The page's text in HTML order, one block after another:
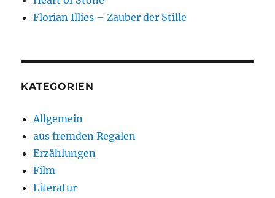
Florian Illies – Zauber der Stille
KATEGORIEN
Allgemein
aus fremden Regalen
Erzählungen
Film
Literatur